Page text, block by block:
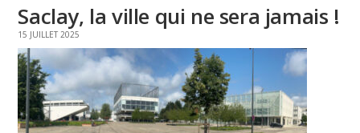
Saclay, la ville qui ne sera jamais !
15 JUILLET 2025